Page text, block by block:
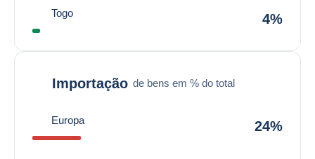
Togo 4%
Importação de bens em % do total
Europa 24%